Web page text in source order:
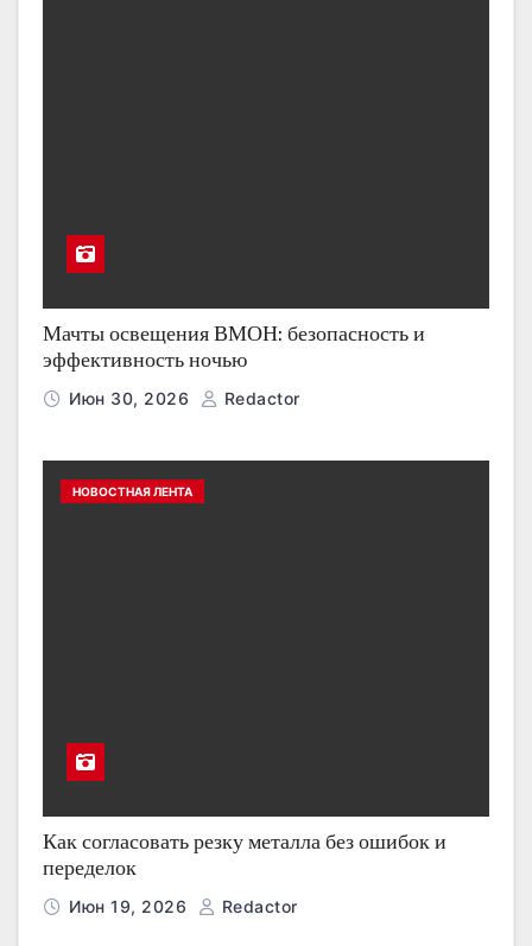
Мачты освещения ВМОН: безопасность и
эффективность ночью
Июн 30, 2026 Redactor
НОВОСТНАЯ ЛЕНТА
Как согласовать резку металла без ошибок и
переделок
Июн 19, 2026 Redactor